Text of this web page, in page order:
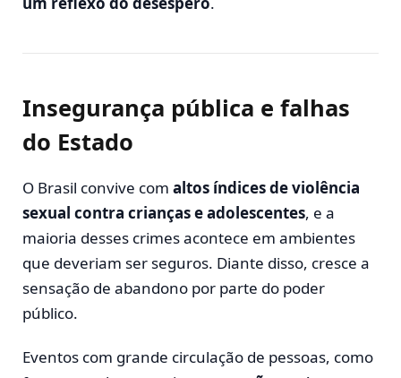
Insegurança pública e falhas
do Estado
O Brasil convive com altos índices de violência
sexual contra crianças e adolescentes, e a
maioria desses crimes acontece em ambientes
que deveriam ser seguros. Diante disso, cresce a
sensação de abandono por parte do poder
público.
Eventos com grande circulação de pessoas, como